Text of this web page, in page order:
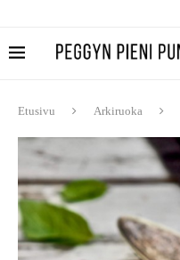
Etusivu Arkiruoka